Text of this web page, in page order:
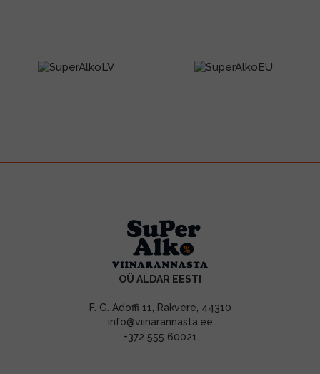
OÜ ALDAR EESTI
F. G. Adoffi 11, Rakvere, 44310
info@viinarannasta.ee
+372 555 60021